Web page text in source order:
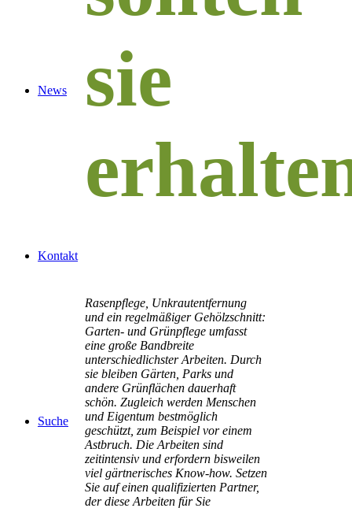
News
Kontakt
Suche
sie
Rasenpflege, Unkrautentfernung
und ein regelmäßiger Gehölzschnitt:
Garten- und Grünpflege umfasst
eine große Bandbreite
unterschiedlichster Arbeiten. Durch
sie bleiben Gärten, Parks und
andere Grünflächen dauerhaft
schön. Zugleich werden Menschen
und Eigentum bestmöglich
geschützt, zum Beispiel vor einem
Astbruch. Die Arbeiten sind
zeitintensiv und erfordern bisweilen
viel gärtnerisches Know-how. Setzen
Sie auf einen qualifizierten Partner,
der diese Arbeiten für Sie